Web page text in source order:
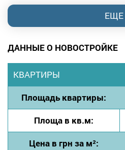
ЕЩЕ
ДАННЫЕ О НОВОСТРОЙКЕ
КВАРТИРЫ
Площадь квартиры:
Площа в кв.м:
Цена в грн за м²: